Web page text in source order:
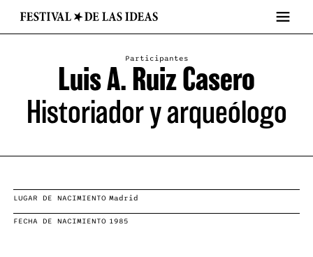
Participantes
Luis A. Ruiz Casero
Historiador y arqueólogo
LUGAR DE NACIMIENTO Madrid
FECHA DE NACIMIENTO 1985